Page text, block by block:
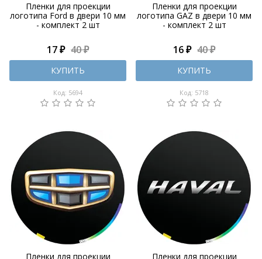
Пленки для проекции
логотипа Ford в двери 10 мм
- комплект 2 шт
17 ₽ 40 ₽
КУПИТЬ
Код: 5694
Пленки для проекции
логотипа GAZ в двери 10 мм
- комплект 2 шт
16 ₽ 40 ₽
КУПИТЬ
Код: 5718
Пленки для проекции Пленки для проекции